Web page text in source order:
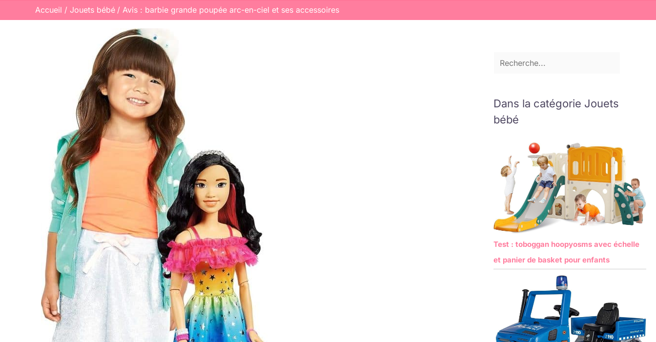
Accueil Jouets bébé Avis : barbie grande poupée arc-en-ciel et ses accessoires
Dans la catégorie Jouets
bébé
Test : toboggan hoopyosms avec échelle
et panier de basket pour enfants